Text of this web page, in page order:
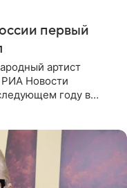
первый
артист
Новости
году в